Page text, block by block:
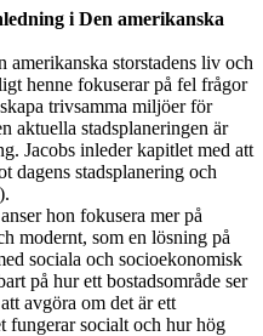
i Den amerikanska
amerikanska storstadens liv och
henne fokuserar på fel frågor
trivsamma miljöer för
aktuella stadsplaneringen är
Jacobs inleder kapitlet med att
dagens stadsplanering och
hon fokusera mer på
modernt, som en lösning på
sociala och socioekonomisk
på hur ett bostadsområde ser
avgöra om det är ett
fungerar socialt och hur hög